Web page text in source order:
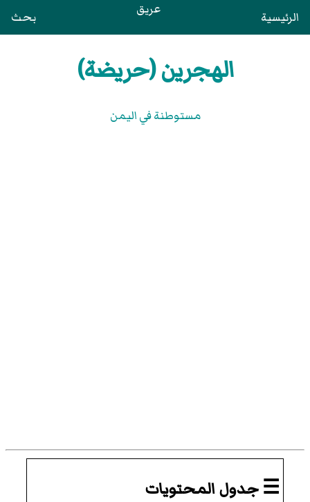
الرئيسية عريق بحث
الهجرين (حريضة)
مستوطنة في اليمن
☰ جدول المحتويات